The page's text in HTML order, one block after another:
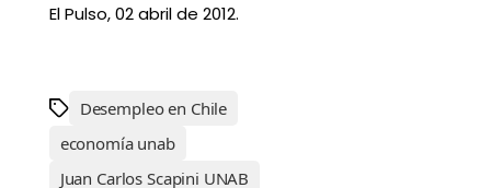
El Pulso, 02 abril de 2012.
Desempleo en Chile
economía unab
Juan Carlos Scapini UNAB